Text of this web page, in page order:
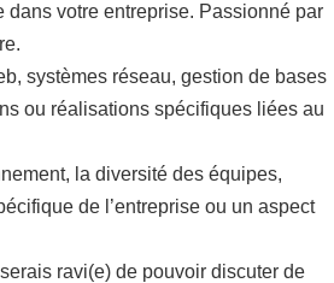
dans votre entreprise. Passionné par
systèmes réseau, gestion de bases
ou réalisations spécifiques liées au
la diversité des équipes,
de l’entreprise ou un aspect
ravi(e) de pouvoir discuter de